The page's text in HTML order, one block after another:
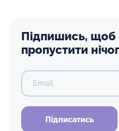
Підпишись, щоб
пропустити
Email
Підписатись